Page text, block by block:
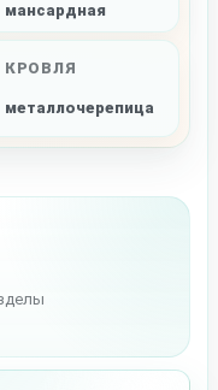
мансардная
КРОВЛЯ
металлочерепица